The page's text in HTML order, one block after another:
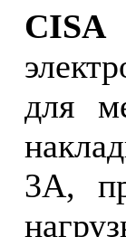
CISA
для
3А,